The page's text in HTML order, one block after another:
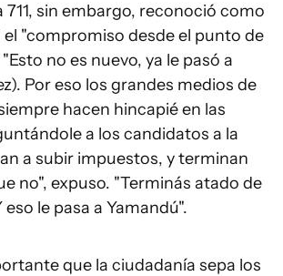
711, sin embargo, reconoció como
"compromiso desde el punto de
no es nuevo, ya le pasó a
Por eso los grandes medios de
hacen hincapié en las
a los candidatos a la
a subir impuestos, y terminan
no", expuso. "Terminás atado de
le pasa a Yamandú".
que la ciudadanía sepa los